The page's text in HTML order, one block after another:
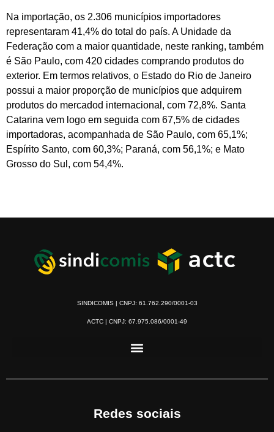
Na importação, os 2.306 municípios importadores
representaram 41,4% do total do país. A Unidade da
Federação com a maior quantidade, neste ranking, também
é São Paulo, com 420 cidades comprando produtos do
exterior. Em termos relativos, o Estado do Rio de Janeiro
possui a maior proporção de municípios que adquirem
produtos do mercadod internacional, com 72,8%. Santa
Catarina vem logo em seguida com 67,5% de cidades
importadoras, acompanhada de São Paulo, com 65,1%;
Espírito Santo, com 60,3%; Paraná, com 56,1%; e Mato
Grosso do Sul, com 54,4%.
SINDICOMIS | CNPJ: 61.762.290/0001-03
ACTC | CNPJ: 67.975.086/0001-49
Redes sociais